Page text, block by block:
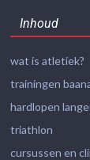
Inhoud
wat is atletiek?
trainingen
hardlopen
triathlon
cursussen en